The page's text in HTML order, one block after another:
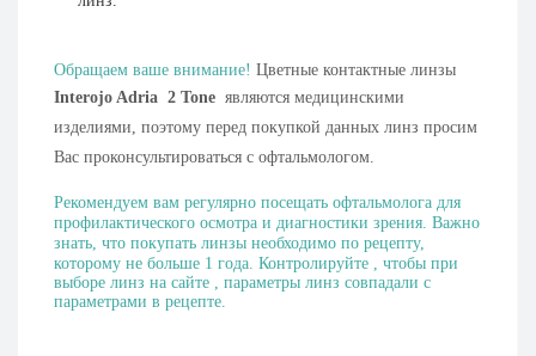
Обращаем ваше внимание! Цветные контактные линзы
Interojo Adria 2 Tone являются медицинскими
изделиями, поэтому перед покупкой данных линз просим
Вас проконсультироваться с офтальмологом.
Рекомендуем вам регулярно посещать офтальмолога для
профилактического осмотра и диагностики зрения. Важно
знать, что покупать линзы необходимо по рецепту,
которому не больше 1 года. Контролируйте , чтобы при
выборе линз на сайте , параметры линз совпадали с
параметрами в рецепте.